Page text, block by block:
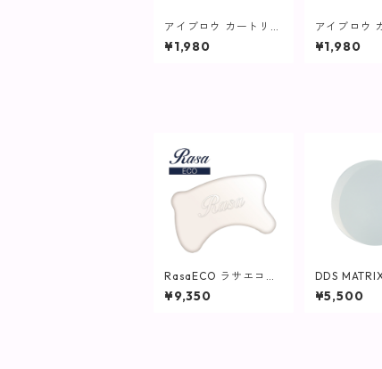
アイブロウ カートリッ
ジ ダークブラウン【ヴ
ィプランツ】
¥1,980
アイブロウ
ジ ライトブ
ィプランツ】
¥1,980
RasaECO ラサエコー
【SPICARE】
¥9,350
DDS
ケアソープ/
¥5,500